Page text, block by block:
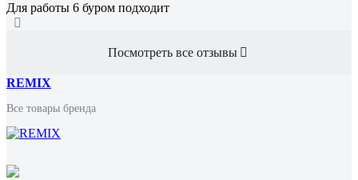
Для работы 6 буром подходит
Посмотреть все отзывы
REMIX
Все товары бренда